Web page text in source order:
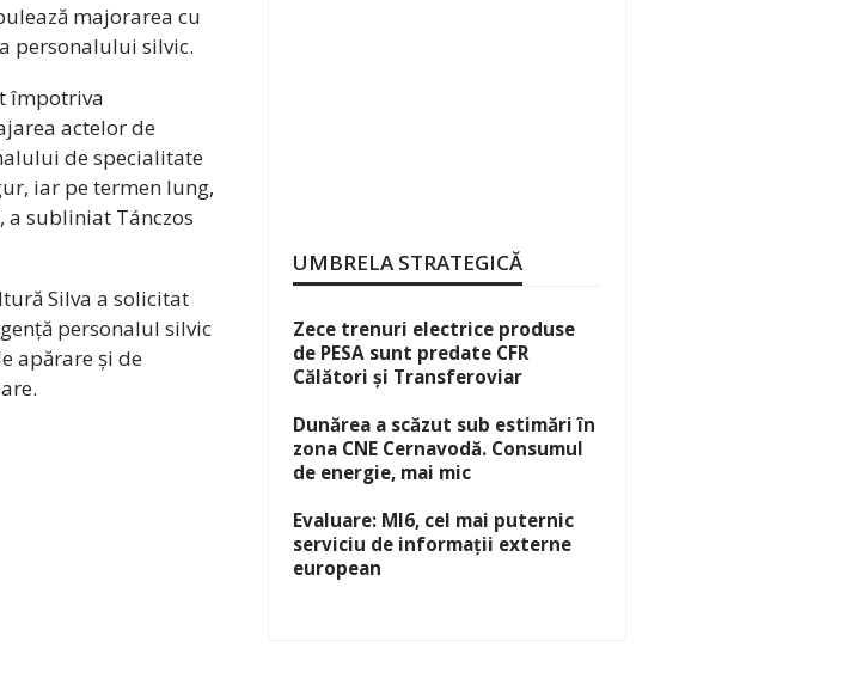
majorarea cu
personalului silvic.
împotriva
actelor de
de specialitate
iar pe termen lung,
subliniat Tánczos
Silva a solicitat
personalul silvic
apărare și de
UMBRELA STRATEGICĂ
Zece trenuri electrice produse
de PESA sunt predate CFR
Călători și Transferoviar
Dunărea a scăzut sub estimări în
zona CNE Cernavodă. Consumul
de energie, mai mic
Evaluare: MI6, cel mai puternic
serviciu de informații externe
european